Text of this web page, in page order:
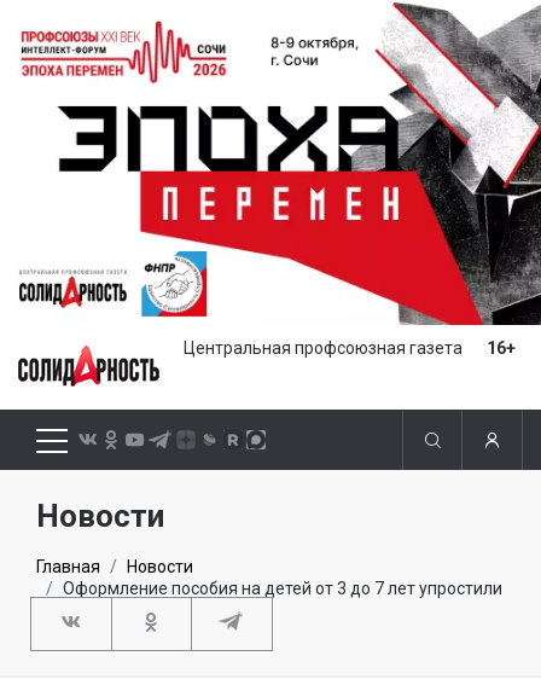
Центральная профсоюзная газета 16+
Новости
Главная
Новости
Оформление пособия на детей от 3 до 7 лет упростили